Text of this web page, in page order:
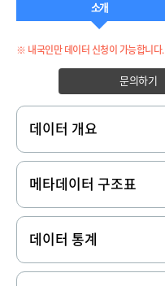
소개
※ 내국인만 데이터 신청이 가능합니다.
문의하기
데이터 개요
메타데이터 구조표
데이터 통계